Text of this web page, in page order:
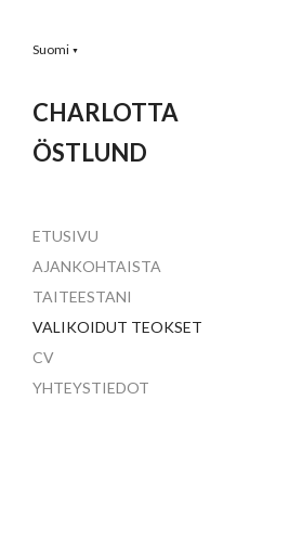
Suomi ▼
CHARLOTTA
ÖSTLUND
ETUSIVU
AJANKOHTAISTA
TAITEESTANI
VALIKOIDUT TEOKSET
CV
YHTEYSTIEDOT